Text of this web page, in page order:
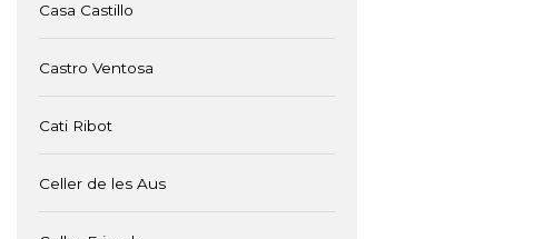
Casa Castillo
Castro Ventosa
Cati Ribot
Celler de les Aus